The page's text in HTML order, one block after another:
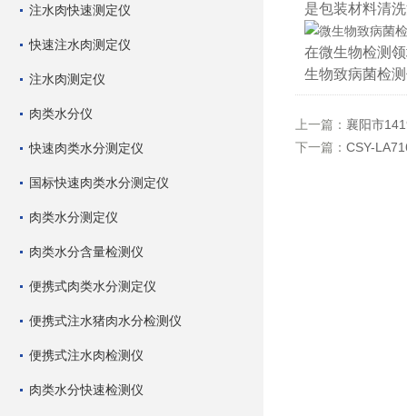
注水肉快速测定仪
快速注水肉测定仪
注水肉测定仪
肉类水分仪
快速肉类水分测定仪
国标快速肉类水分测定仪
肉类水分测定仪
肉类水分含量检测仪
便携式肉类水分测定仪
便携式注水猪肉水分检测仪
便携式注水肉检测仪
肉类水分快速检测仪
是包装材料清
在微生物检测
生物致病菌检
上一篇： 襄阳市
下一篇： CSY-